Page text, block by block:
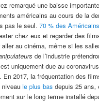
remarqué une baisse
américains au cours de la
pas le seul.70 % des Américains
chez eux et regarder des
aller au cinéma, même si les
de l’industrie
uniquement due au
En 2017, la fréquentation des
niveaule plus bas depuis 25 ans,
sur le long terme installé